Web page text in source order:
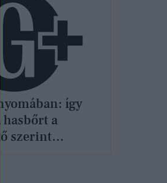
így
hasbőrt a
szerint